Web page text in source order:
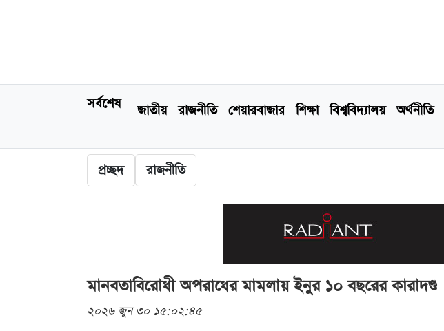
সর্বশেষ জাতীয় রাজনীতি শেয়ারবাজার শিক্ষা বিশ্ববিদ্যালয় অর্থনীতি
প্রচ্ছদ রাজনীতি
মানবতাবিরোধী অপরাধের মামলায় ইনুর ১০ বছরের কারাদণ্ড
২০২৬ জুন ৩০ ১৫:০২:৪৫